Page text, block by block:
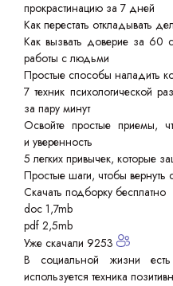
прокрастинацию за 7 дней
Как перестать откладывать
Как вызвать доверие за 60
работы с людьми
Простые способы наладить
7 техник психологической
за пару минут
Освойте простые приемы,
и уверенность
5 легких привычек, которые
Простые шаги, чтобы вернуть
Скачать подборку бесплатно
doc 1,7mb
pdf 2,5mb
Уже скачали 9253
В социальной жизни
используется техника